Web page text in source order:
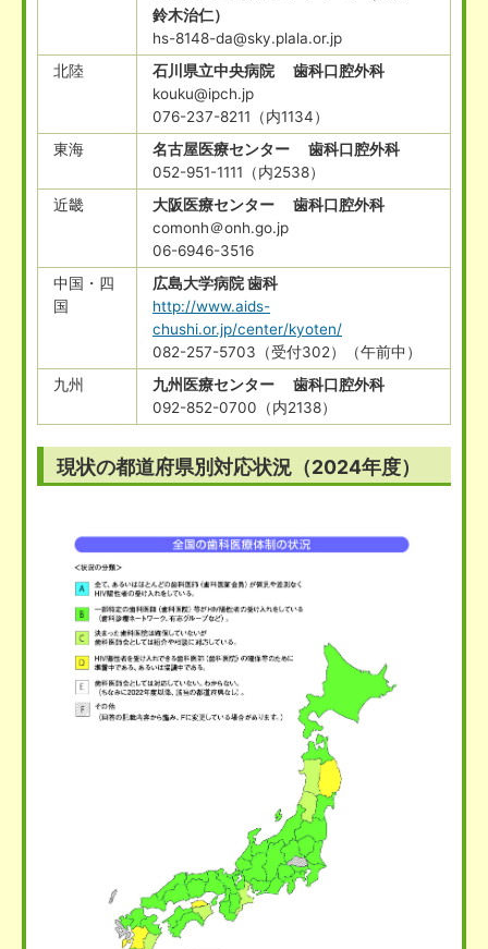
鈴木治仁）
hs-8148-da@sky.plala.or.jp
北陸
石川県立中央病院 歯科口腔外科
kouku@ipch.jp
076-237-8211（内1134）
東海
名古屋医療センター 歯科口腔外科
052-951-1111（内2538）
近畿
大阪医療センター 歯科口腔外科
comonh＠onh.go.jp
06-6946-3516
中国・四
国
広島大学病院 歯科
http://www.aids-
chushi.or.jp/center/kyoten/
082-257-5703（受付302）（午前中）
九州
九州医療センター 歯科口腔外科
092-852-0700（内2138）
現状の都道府県別対応状況（2024年度）